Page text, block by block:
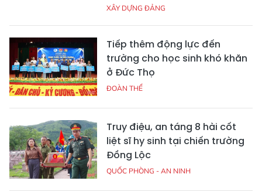
XÂY DỰNG ĐẢNG
Tiếp thêm động lực đến
trường cho học sinh khó khăn
ở Đức Thọ
ĐOÀN THỂ
Truy điệu, an táng 8 hài cốt
liệt sĩ hy sinh tại chiến trường
Đồng Lộc
QUỐC PHÒNG - AN NINH